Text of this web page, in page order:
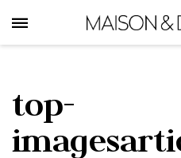
to
main
top-